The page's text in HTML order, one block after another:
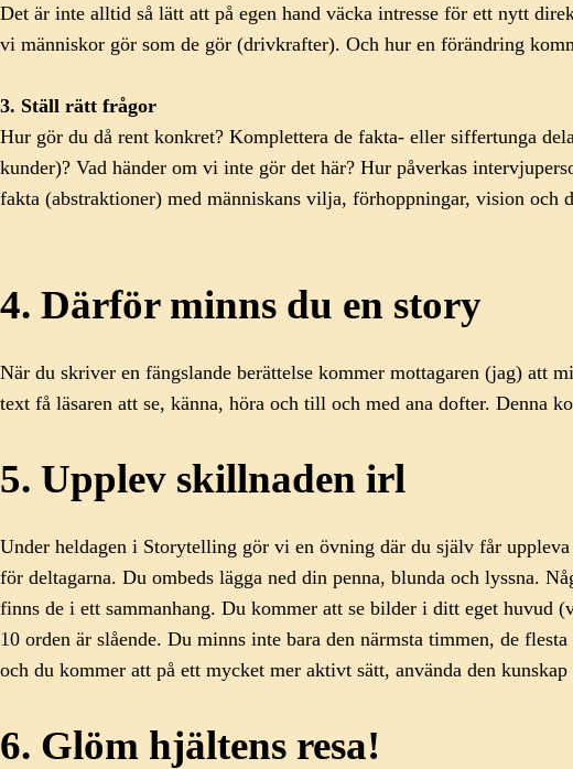
Det är inte alltid så lätt att på egen hand väcka intresse för ett nytt
vi människor gör som de gör (drivkrafter). Och hur en förändring
3. Ställ rätt frågor
Hur gör du då rent konkret? Komplettera de fakta- eller siffertunga
kunder)? Vad händer om vi inte gör det här? Hur påverkas
fakta (abstraktioner) med människans vilja, förhoppningar, vision
4. Därför minns du en story
När du skriver en fängslande berättelse kommer mottagaren (jag) att
text få läsaren att se, känna, höra och till och med ana dofter. Denna
5. Upplev skillnaden irl
Under heldagen i Storytelling gör vi en övning där du själv får
för deltagarna. Du ombeds lägga ned din penna, blunda och lyssna.
finns de i ett sammanhang. Du kommer att se bilder i ditt eget huvud
10 orden är slående. Du minns inte bara den närmsta timmen, de
och du kommer att på ett mycket mer aktivt sätt, använda den
6. Glöm hjältens resa!